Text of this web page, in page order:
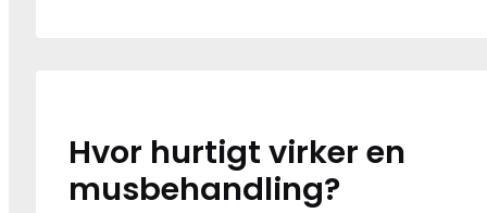
Hvor hurtigt virker en
musbehandling?